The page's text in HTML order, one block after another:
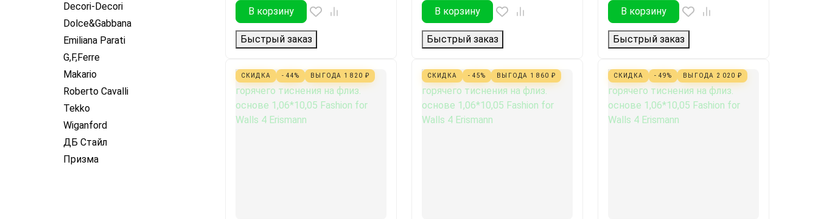
Decori-Decori
Dolce&Gabbana
Emiliana Parati
G,F,Ferre
Makario
Roberto Cavalli
Tekko
Wiganford
ДБ Стайл
Призма
В корзину
Быстрый заказ
В корзину
Быстрый заказ
В корзину
Быстрый заказ
СКИДКА - 44% ВЫГОДА 1 820 ₽ СКИДКА - 45% ВЫГОДА 1 860 ₽ СКИДКА - 49% ВЫГОДА 2 020 ₽